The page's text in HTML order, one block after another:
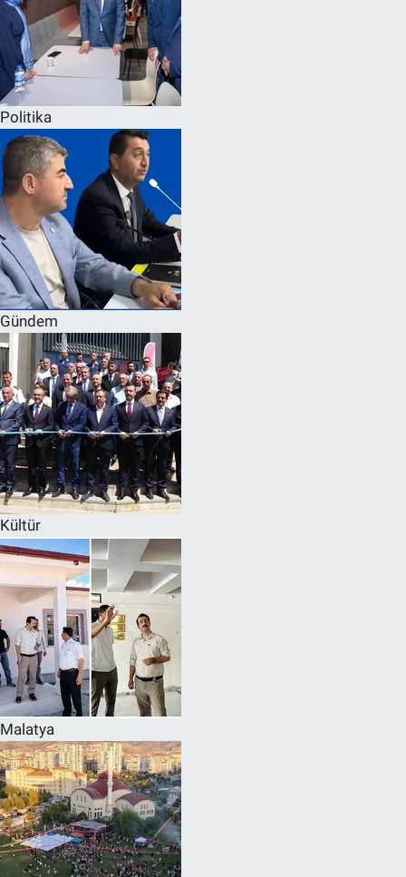
Politika
Gündem
Kültür
Malatya